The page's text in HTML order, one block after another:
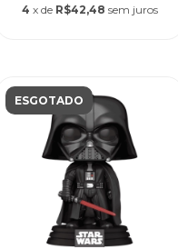
4 x de R$42,48 sem juros
ESGOTADO